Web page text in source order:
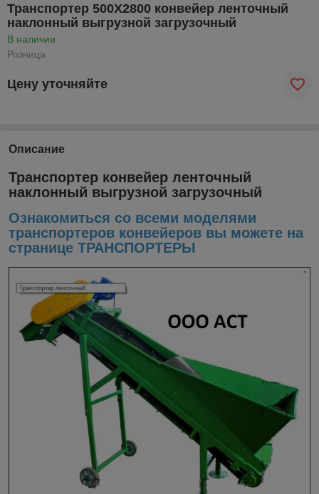
Транспортер 500Х2800 конвейер ленточный
наклонный выгрузной загрузочный
В наличии
Розница
Цену уточняйте
Описание
Транспортер конвейер ленточный
наклонный выгрузной загрузочный
Ознакомиться со всеми моделями
транспортеров конвейеров вы можете на
странице ТРАНСПОРТЕРЫ